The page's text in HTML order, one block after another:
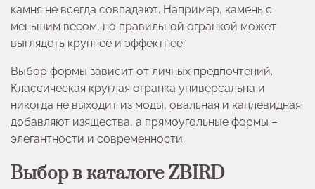
камня не всегда совпадают. Например, камень с
меньшим весом, но правильной огранкой может
выглядеть крупнее и эффектнее.
Выбор формы зависит от личных предпочтений.
Классическая круглая огранка универсальна и
никогда не выходит из моды, овальная и каплевидная
добавляют изящества, а прямоугольные формы –
элегантности и современности.
Выбор в каталоге ZBIRD